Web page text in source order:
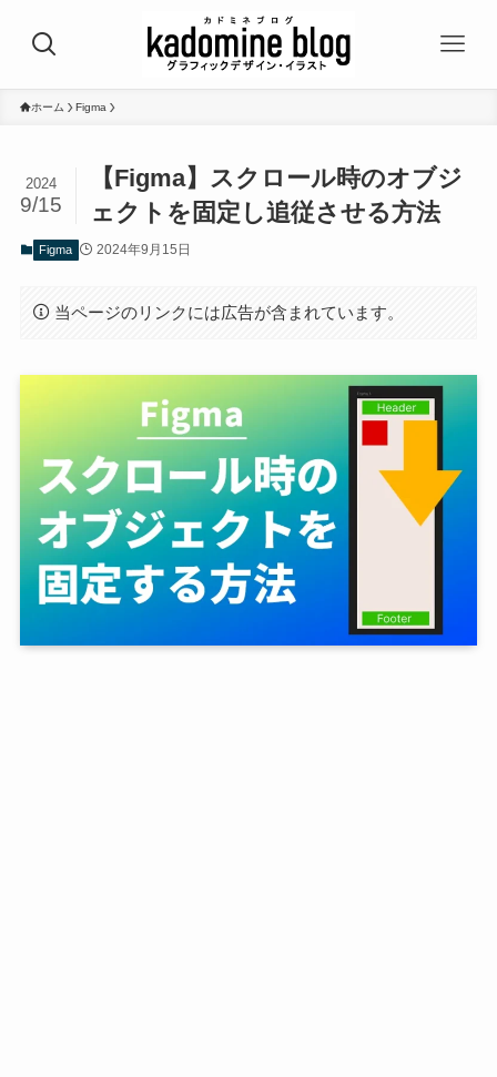
ホーム Figma
【Figma】スクロール時のオブジ
ェクトを固定し追従させる方法
2024
9/15
Figma 2024年9月15日
当ページのリンクには広告が含まれています。